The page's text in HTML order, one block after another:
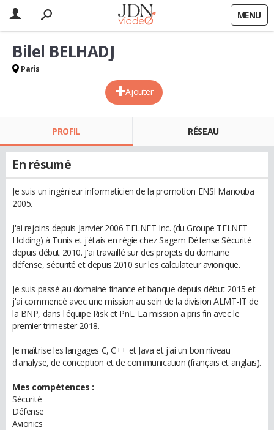
MENU
Ajouter
Bilel BELHADJ
Paris
PROFIL RÉSEAU
En résumé
Je suis un ingénieur informaticien de la promotion ENSI Manouba
2005.
J'ai rejoins depuis Janvier 2006 TELNET Inc. (du Groupe TELNET
Holding) à Tunis et j'étais en régie chez Sagem Défense Sécurité
depuis début 2010. J'ai travaillé sur des projets du domaine
défense, sécurité et depuis 2010 sur les calculateur avionique.
Je suis passé au domaine finance et banque depuis début 2015 et
j'ai commencé avec une mission au sein de la division ALMT-IT de
la BNP, dans l'équipe Risk et PnL. La mission a pris fin avec le
premier trimester 2018.
Je maîtrise les langages C, C++ et Java et j'ai un bon niveau
d'analyse, de conception et de communication (français et anglais).
Mes compétences :
Sécurité
Défense
Avionics